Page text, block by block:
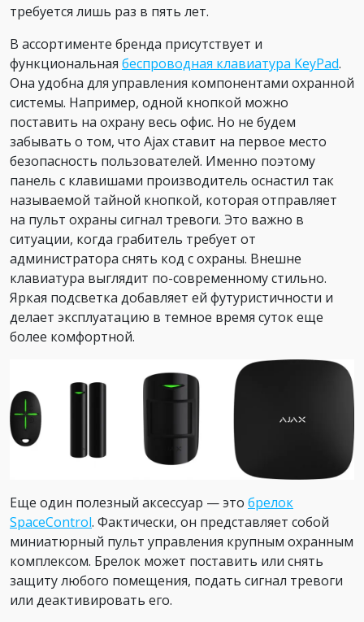
требуется лишь раз в пять лет.
В ассортименте бренда присутствует и
функциональная беспроводная клавиатура KeyPad.
Она удобна для управления компонентами охранной
системы. Например, одной кнопкой можно
поставить на охрану весь офис. Но не будем
забывать о том, что Ajax ставит на первое место
безопасность пользователей. Именно поэтому
панель с клавишами производитель оснастил так
называемой тайной кнопкой, которая отправляет
на пульт охраны сигнал тревоги. Это важно в
ситуации, когда грабитель требует от
администратора снять код с охраны. Внешне
клавиатура выглядит по-современному стильно.
Яркая подсветка добавляет ей футуристичности и
делает эксплуатацию в темное время суток еще
более комфортной.
Еще один полезный аксессуар — это брелок
SpaceControl. Фактически, он представляет собой
миниатюрный пульт управления крупным охранным
комплексом. Брелок может поставить или снять
защиту любого помещения, подать сигнал тревоги
или деактивировать его.